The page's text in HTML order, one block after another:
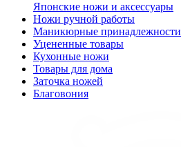
Японские ножи и аксессуары
Ножи ручной работы
Маникюрные принадлежности
Уцененные товары
Кухонные ножи
Товары для дома
Заточка ножей
Благовония